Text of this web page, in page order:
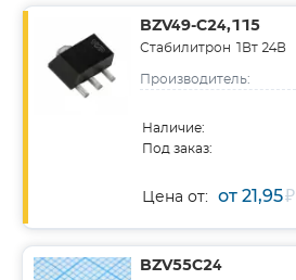
BZV49-C24,115
Стабилитрон 1Вт 24В
Производитель:
Наличие:
Под заказ:
Цена от: от 21,95₽
BZV55C24